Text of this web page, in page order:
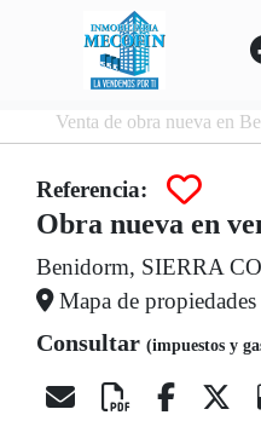
Venta de obra nueva en
Referencia:
Obra nueva en
Benidorm, SIERRA
Mapa de propiedades
Consultar (impuestos y